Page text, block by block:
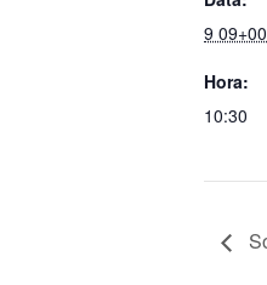
9
Hora:
10:30